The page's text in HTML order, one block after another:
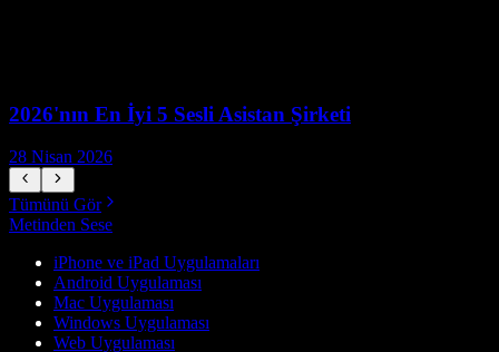
2026'nın En İyi 5 Sesli Asistan Şirketi
28 Nisan 2026
Tümünü Gör
Metinden Sese
iPhone ve iPad Uygulamaları
Android Uygulaması
Mac Uygulaması
Windows Uygulaması
Web Uygulaması